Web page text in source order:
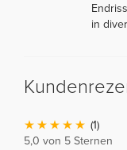
in
(1)
5,0 von 5 Sternen